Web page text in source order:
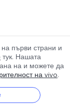
на първи страни и
тук. Нашата
на и можете да
на vivo.